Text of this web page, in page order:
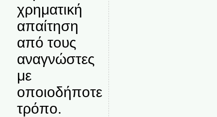
χρηματική
απαίτηση
από τους
αναγνώστες
με
οποιοδήποτε
τρόπο.